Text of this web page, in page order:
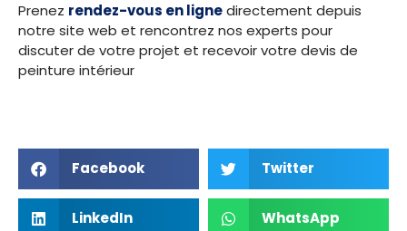
Prenez rendez-vous en lignedirectement depuis
notre site web et rencontrez nos experts pour
discuter de votre projet et recevoir votre devis de
peinture intérieur
Facebook Twitter
LinkedIn WhatsApp